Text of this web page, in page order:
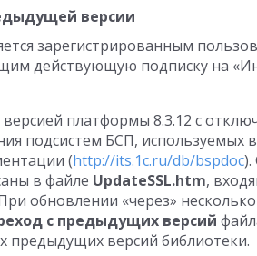
версии
зарегистрированным
действующую подписку на
версией платформы 8.3.12 с
подсистем БСП, используемых
(http://its.1c.ru/db/bspdoc).
в файле UpdateSSL.htm,
обновлении «через»
с предыдущих версий
предыдущих версий библиотеки.